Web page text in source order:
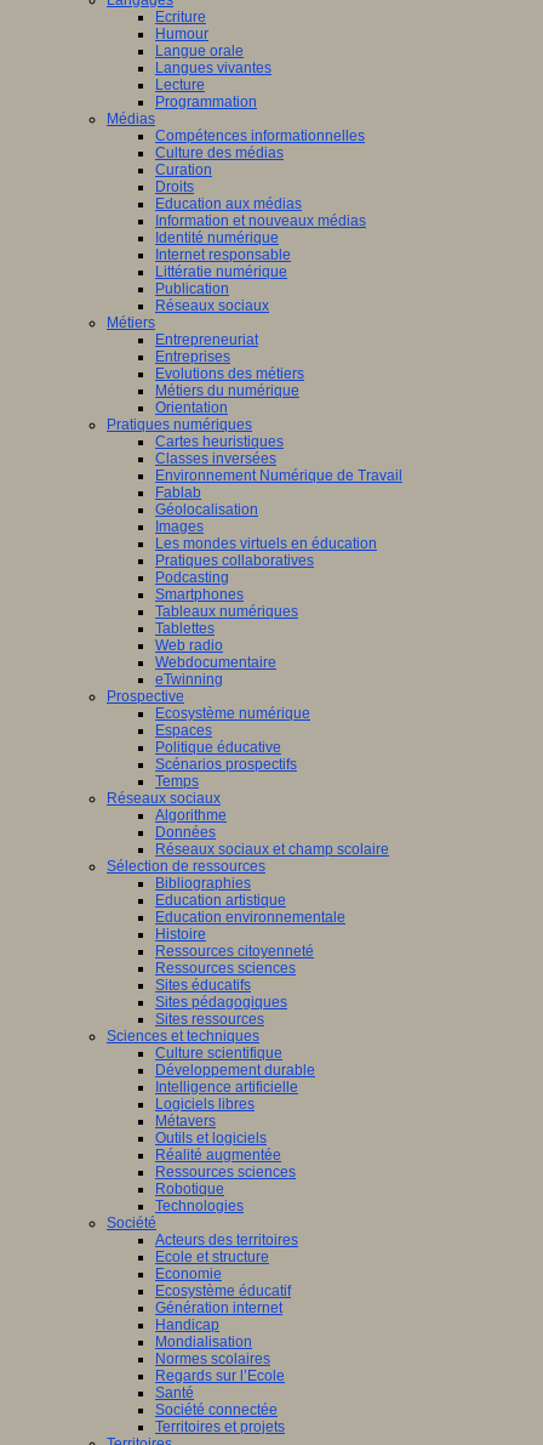
Ecriture
Humour
Langue orale
Langues vivantes
Lecture
Programmation
Médias
Compétences informationnelles
Culture des médias
Curation
Droits
Education aux médias
Information et nouveaux médias
Identité numérique
Internet responsable
Littératie numérique
Publication
Réseaux sociaux
Métiers
Entrepreneuriat
Entreprises
Evolutions des métiers
Métiers du numérique
Orientation
Pratiques numériques
Cartes heuristiques
Classes inversées
Environnement Numérique de Travail
Fablab
Géolocalisation
Images
Les mondes virtuels en éducation
Pratiques collaboratives
Podcasting
Smartphones
Tableaux numériques
Tablettes
Web radio
Webdocumentaire
eTwinning
Prospective
Ecosystème numérique
Espaces
Politique éducative
Scénarios prospectifs
Temps
Réseaux sociaux
Algorithme
Données
Réseaux sociaux et champ scolaire
Sélection de ressources
Bibliographies
Education artistique
Education environnementale
Histoire
Ressources citoyenneté
Ressources sciences
Sites éducatifs
Sites pédagogiques
Sites ressources
Sciences et techniques
Culture scientifique
Développement durable
Intelligence artificielle
Logiciels libres
Métavers
Outils et logiciels
Réalité augmentée
Ressources sciences
Robotique
Technologies
Société
Acteurs des territoires
Ecole et structure
Economie
Ecosystème éducatif
Génération internet
Handicap
Mondialisation
Normes scolaires
Regards sur l’Ecole
Santé
Société connectée
Territoires et projets